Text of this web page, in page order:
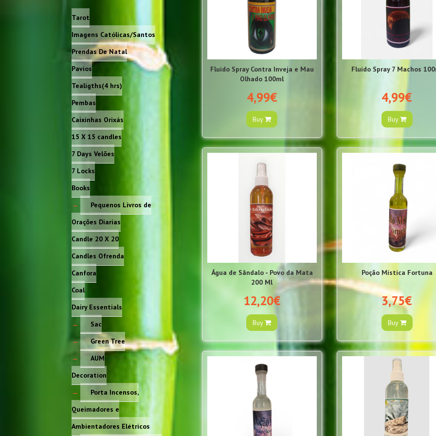
Tarot
Imagens Católicas/Santos
Prendas De Natal
Pavios
Tealigths(4 hrs)
Pembas
Caixinhas Orixás
15 X 15 candles
7 Days Velões
7 Locks
Books
Pequenos Livros de
Orações Diarias
Candle 20 X 20
Candles Ofrenda
Canfora
Coal
Dairy Essentials
Sac
Green Tree
AUM
Decoration
Porta Incensos,
Queimadores e
Ambientadores Elétricos
Fluído Spray Contra Inveja e Mau
Olhado 100ml
4,99€
Buy
Fluído Spray 7 Machos
4,99€
Buy
Água de Sândalo - Povo da Mata
200 Ml
12,20€
Buy
Poção Mística Fortuna
3,75€
Buy